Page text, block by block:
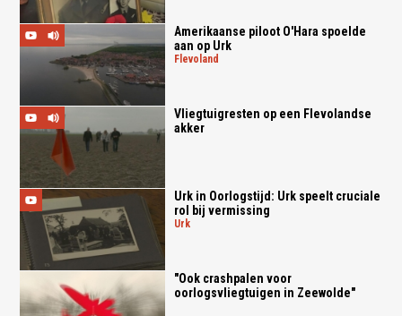
Amerikaanse piloot O'Hara spoelde
aan op Urk
flevoland
Vliegtuigresten op een Flevolandse
akker
Urk in Oorlogstijd: Urk speelt cruciale
rol bij vermissing
urk
"Ook crashpalen voor
oorlogsvliegtuigen in Zeewolde"